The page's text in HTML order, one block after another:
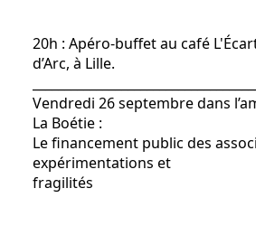
20h : Apéro-buffet au café
d’Arc, à Lille.
Vendredi 26 septembre dans
La Boétie :
Le financement public des
expérimentations et
fragilités